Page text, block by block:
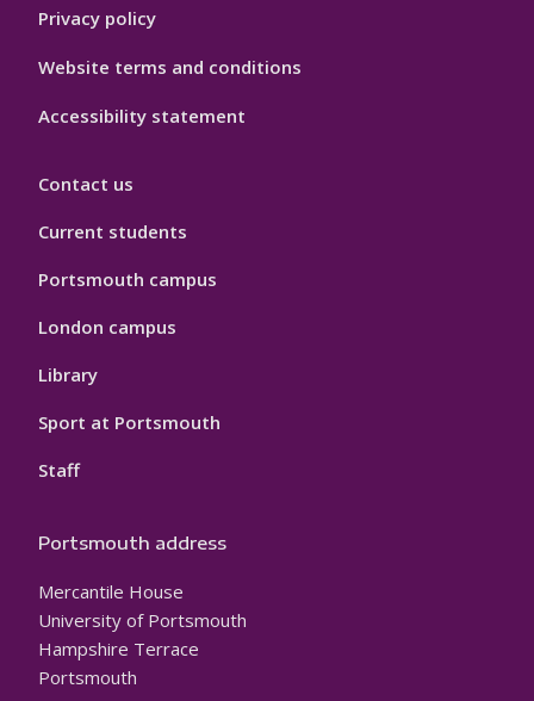
Privacy policy
Website terms and conditions
Accessibility statement
Contact us
Current students
Portsmouth campus
London campus
Library
Sport at Portsmouth
Staff
Portsmouth address
Mercantile House
University of Portsmouth
Hampshire Terrace
Portsmouth